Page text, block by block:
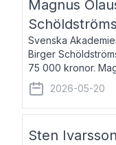
Magnus
Svenska
Birger
75 000 kronor.
bosatt i
hovman. Han
2026-05-20
Sten